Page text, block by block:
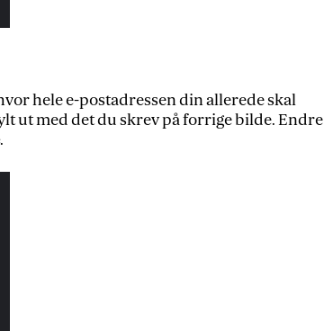
hele e-postadressen din allerede skal
ut med det du skrev på forrige bilde. Endre
.